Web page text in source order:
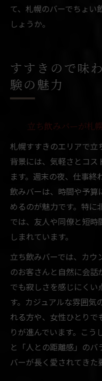
て、札幌のバーでちょい
しょうか。
すすきので味
験の魅力
立ち飲みバーが札
札幌すすきのエリアで立
背景には、気軽さとコス
ます。週末の夜、仕事
飲みバーは、時間や予算
めるのが魅力です。特に
では、友人や同僚と短
しまれています。
立ち飲みバーでは、カ
のお客さんと自然に会話
でも寂しさを感じにくい
す。カジュアルな雰囲気
れる方や、女性ひとりで
りが進んでいます。こう
と「人との距離感」の
バーが長く愛されてきた